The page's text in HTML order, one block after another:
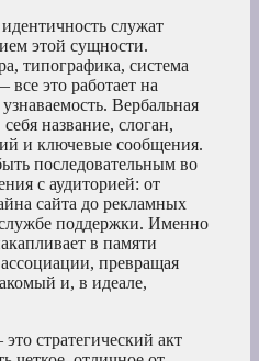
служат
этой сущности.
типографика, система
это работает на
Вербальная
название, слоган,
и ключевые сообщения.
последовательным во
с аудиторией: от
сайта до рекламных
поддержки. Именно
в памяти
превращая
и, в идеале,
стратегический акт